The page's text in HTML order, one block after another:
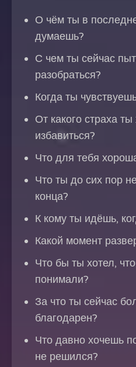
О чём ты в
думаешь?
С чем ты сейчас
разобраться?
Когда ты
От какого страха
избавиться?
Что для тебя
Что ты до сих пор
конца?
К кому ты идёшь,
Какой момент
Что бы ты хотел,
понимали?
За что ты сейчас
благодарен?
Что давно хочешь
не решился?